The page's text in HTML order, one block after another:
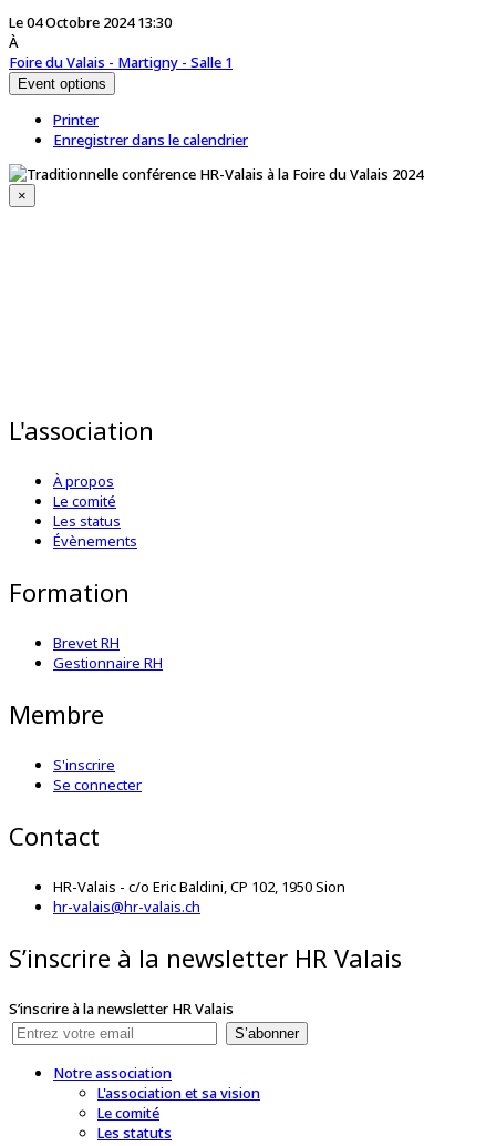
Le 04 Octobre 2024 13:30
À
Foire du Valais - Martigny - Salle 1
Event options
Printer
Enregistrer dans le calendrier
×
L'association
À propos
Le comité
Les status
Évènements
Formation
Brevet RH
Gestionnaire RH
Membre
S'inscrire
Se connecter
Contact
HR-Valais - c/o Eric Baldini, CP 102, 1950 Sion
hr-valais@hr-valais.ch
S’inscrire à la newsletter HR Valais
S’inscrire à la newsletter HR Valais
S’abonner
Notre association
L'association et sa vision
Le comité
Les statuts